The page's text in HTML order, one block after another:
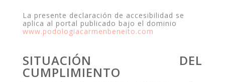
La presente declaración de accesibilidad se
aplica al portal publicado bajo el dominio
www.podologiacarmenbeneito.com
SITUACIÓN DEL
CUMPLIMIENTO